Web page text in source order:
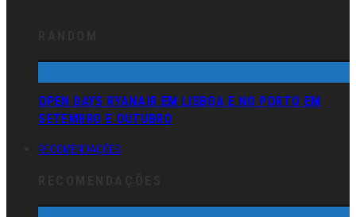
OPEN DAYS RYANAIR EM LISBOA E NO PORTO EM
SETEMBRO E OUTUBRO
RECOMENDAÇÕES